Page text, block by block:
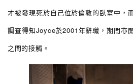
才被發現死於自己位於倫敦的臥室中，
調查得知Joyce於2001年辭職，期間亦
之間的接觸。